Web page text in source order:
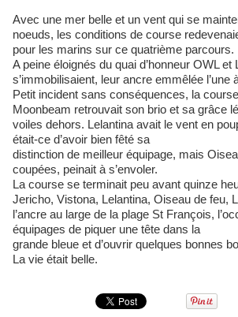
Avec une mer belle et un vent qui se
noeuds, les conditions de course
pour les marins sur ce quatrième parcours.
A peine éloignés du quai d’honneur OWL et
s’immobilisaient, leur ancre emmêlée l’une
Petit incident sans conséquences, la
Moonbeam retrouvait son brio et sa grâce
voiles dehors. Lelantina avait le vent en
était-ce d’avoir bien fêté sa
distinction de meilleur équipage, mais
coupées, peinait à s’envoler.
La course se terminait peu avant quinze
Jericho, Vistona, Lelantina, Oiseau de feu,
l’ancre au large de la plage St François,
équipages de piquer une tête dans la
grande bleue et d’ouvrir quelques bonnes
La vie était belle.